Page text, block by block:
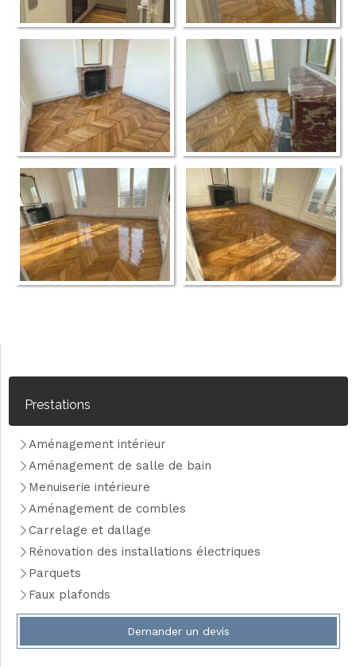
Prestations
Aménagement intérieur
Aménagement de salle de bain
Menuiserie intérieure
Aménagement de combles
Carrelage et dallage
Rénovation des installations électriques
Parquets
Faux plafonds
Demander un devis